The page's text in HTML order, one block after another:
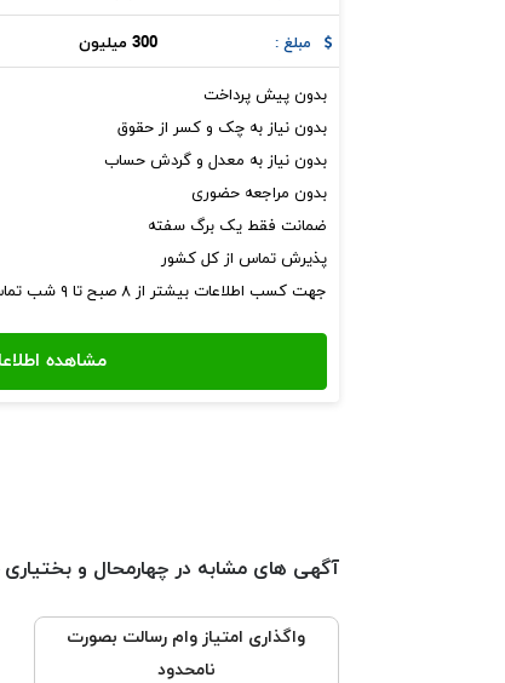
مبلغ : 300 میلیون
بدون پیش پرداخت
بدون نیاز به چک و کسر از حقوق
بدون نیاز به معدل و گردش حساب
بدون مراجعه حضوری
ضمانت فقط یک برگ سفته
پذیرش تماس از کل کشور
جهت کسب اطلاعات بیشتر از ۸ صبح تا ۹ شب تماس بگیرید.
آگهی های مشابه در چهارمحال و بختیاری
واگذاری امتیاز وام رسالت بصورت
نامحدود